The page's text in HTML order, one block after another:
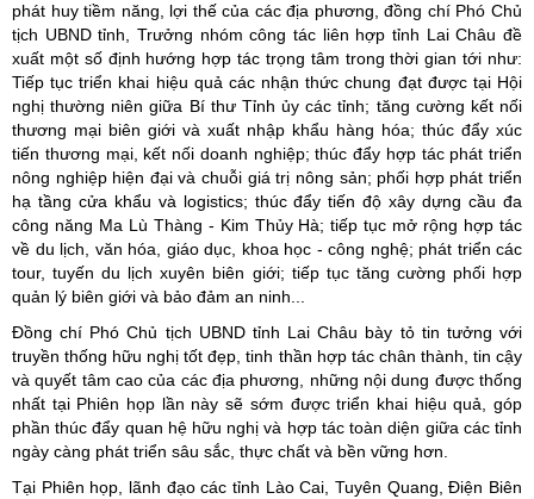
phát huy tiềm năng, lợi thế của các địa phương, đồng chí Phó Chủ
tịch UBND tỉnh, Trưởng nhóm công tác liên hợp tỉnh Lai Châu đề
xuất một số định hướng hợp tác trọng tâm trong thời gian tới như:
Tiếp tục triển khai hiệu quả các nhận thức chung đạt được tại Hội
nghị thường niên giữa Bí thư Tỉnh ủy các tỉnh; tăng cường kết nối
thương mại biên giới và xuất nhập khẩu hàng hóa; thúc đẩy xúc
tiến thương mại, kết nối doanh nghiệp; thúc đẩy hợp tác phát triển
nông nghiệp hiện đại và chuỗi giá trị nông sản; phối hợp phát triển
hạ tầng cửa khẩu và logistics; thúc đẩy tiến độ xây dựng cầu đa
công năng Ma Lù Thàng - Kim Thủy Hà; tiếp tục mở rộng hợp tác
về du lịch, văn hóa, giáo dục, khoa học - công nghệ; phát triển các
tour, tuyến du lịch xuyên biên giới; tiếp tục tăng cường phối hợp
quản lý biên giới và bảo đảm an ninh...
Đồng chí Phó Chủ tịch UBND tỉnh Lai Châu bày tỏ tin tưởng với
truyền thống hữu nghị tốt đẹp, tinh thần hợp tác chân thành, tin cậy
và quyết tâm cao của các địa phương, những nội dung được thống
nhất tại Phiên họp lần này sẽ sớm được triển khai hiệu quả, góp
phần thúc đẩy quan hệ hữu nghị và hợp tác toàn diện giữa các tỉnh
ngày càng phát triển sâu sắc, thực chất và bền vững hơn.
Tại Phiên họp, lãnh đạo các tỉnh Lào Cai, Tuyên Quang, Điện Biên